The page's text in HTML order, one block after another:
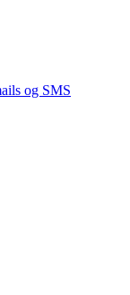
og SMS